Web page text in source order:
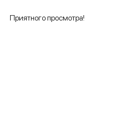
Приятного просмотра!